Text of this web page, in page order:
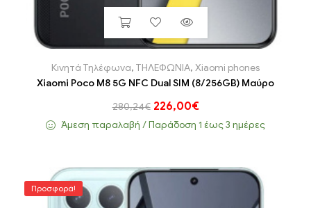
Κινητά Τηλέφωνα, ΤΗΛΕΦΩΝΙΑ, Xiaomi phones
Xiaomi Poco M8 5G NFC Dual SIM (8/256GB) Μαύρο
280,24€ 226,00€
Άμεση παραλαβή / Παράδoση 1 έως 3 ημέρες
Προσφορά!